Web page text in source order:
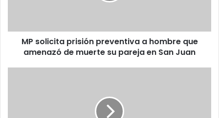
de
muerteMP solicita prisión preventiva a hombre que
amenazó de muerte su pareja en San Juan